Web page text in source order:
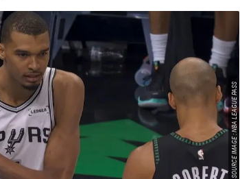
SOURCE IMAGE : NBA LEAGUE PASS